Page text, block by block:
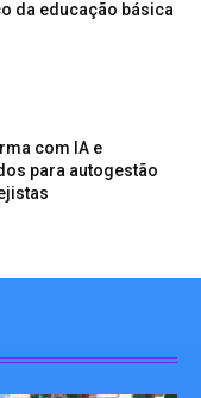
da educação básica
com IA e
para autogestão